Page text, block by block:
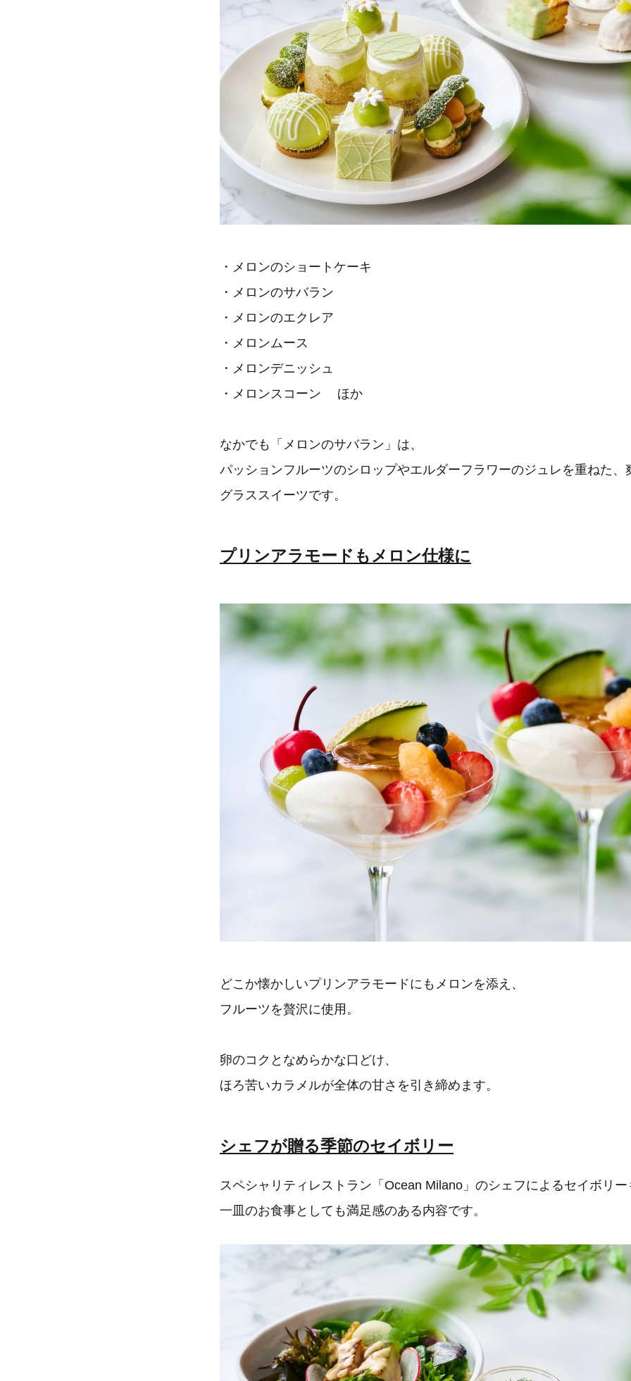
・メロンのショートケーキ
・メロンのサバラン
・メロンのエクレア
・メロンムース
・メロンデニッシュ
・メロンスコーン ほか
なかでも「メロンのサバラン」は、
パッションフルーツのシロップやエルダーフラワーのジュレを重ねた、
グラススイーツです。
プリンアラモードもメロン仕様に
どこか懐かしいプリンアラモードにもメロンを添え、
フルーツを贅沢に使用。
卵のコクとなめらかな口どけ、
ほろ苦いカラメルが全体の甘さを引き締めます。
シェフが贈る季節のセイボリー
スペシャリティレストラン「Ocean Milano」のシェフによるセイボリー
一皿のお食事としても満足感のある内容です。